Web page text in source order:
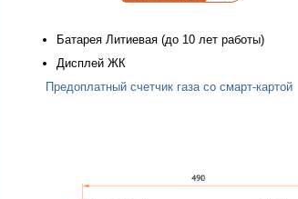
Батарея Литиевая (до 10 лет работы)
Дисплей ЖК
Предоплатный счетчик газа со смарт-картой